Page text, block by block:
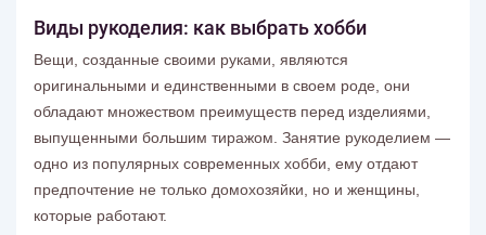
Виды рукоделия: как выбрать хобби
Вещи, созданные своими руками, являются
оригинальными и единственными в своем роде, они
обладают множеством преимуществ перед изделиями,
выпущенными большим тиражом. Занятие рукоделием —
одно из популярных современных хобби, ему отдают
предпочтение не только домохозяйки, но и женщины,
которые работают.